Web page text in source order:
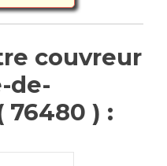
couvreur
de-
76480 ) :